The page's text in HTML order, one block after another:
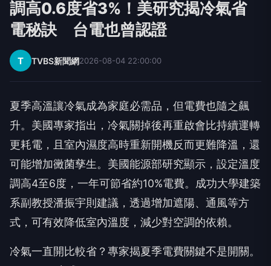
調高0.6度省3%！美研究揭冷氣省
電秘訣 台電也曾認證
T TVBS新聞網2026-08-04 22:00:00
夏季高溫讓冷氣成為家庭必需品，但電費也隨之飆
升。美國專家指出，冷氣關掉後再重啟會比持續運轉
更耗電，且室內濕度高時重新開機反而更難降溫，還
可能增加黴菌孳生。美國能源部研究顯示，設定溫度
調高4至6度，一年可節省約10%電費。成功大學建築
系副教授潘振宇則建議，透過增加遮陽、通風等方
式，可有效降低室內溫度，減少對空調的依賴。
冷氣一直開比較省？專家揭夏季電費關鍵不是開關。